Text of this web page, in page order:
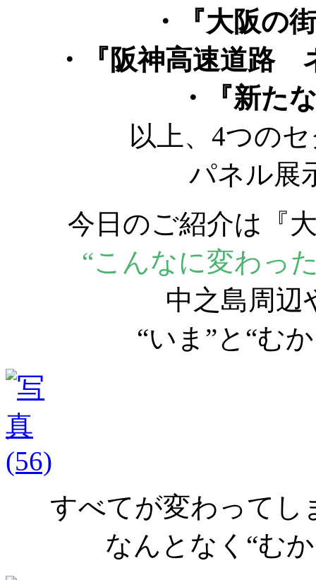
・『大阪の
・『阪神高速道路
・『新た
以上、4つの
パネル展
今日のご紹介は 『
“こんなに変わっ
中之島周辺
“いま”と“む
すべてが変わってし
なんとなく“む